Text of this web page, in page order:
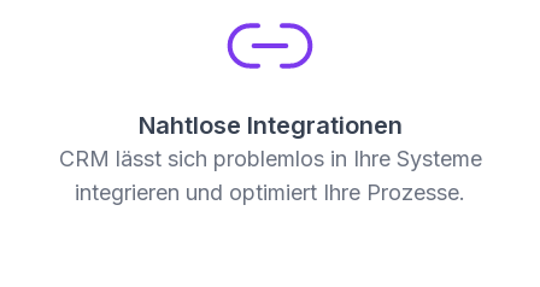
Nahtlose Integrationen
CRM lässt sich problemlos in Ihre Systeme
integrieren und optimiert Ihre Prozesse.